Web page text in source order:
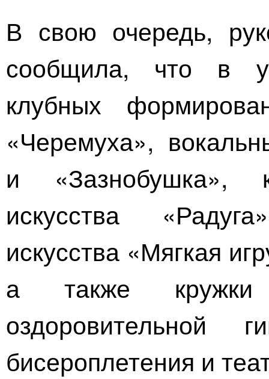
В свою очередь,
сообщила, что в
клубных
«Черемуха»,
и «Зазнобушка»,
искусства
искусства «Мягкая
а также кружки
оздоровительной
бисероплетения и